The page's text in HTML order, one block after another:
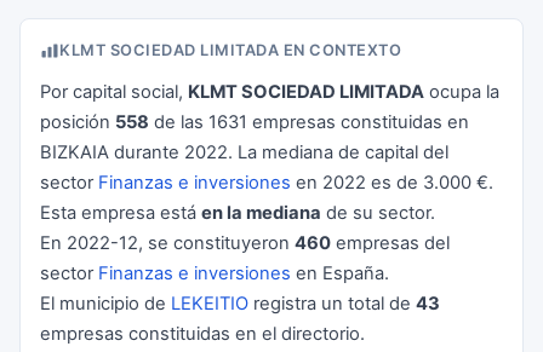
KLMT SOCIEDAD LIMITADA EN CONTEXTO
Por capital social, KLMT SOCIEDAD LIMITADA ocupa la
posición 558 de las 1631 empresas constituidas en
BIZKAIA durante 2022. La mediana de capital del
sector Finanzas e inversiones en 2022 es de 3.000 €.
Esta empresa está en la mediana de su sector.
En 2022-12, se constituyeron 460 empresas del
sector Finanzas e inversiones en España.
El municipio de LEKEITIO registra un total de 43
empresas constituidas en el directorio.